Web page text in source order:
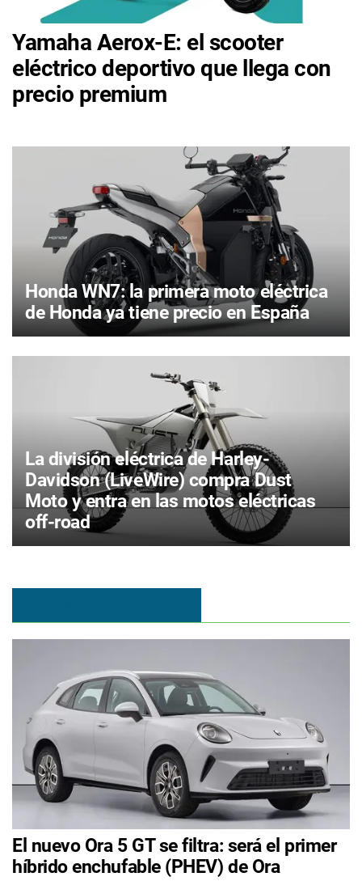
Yamaha Aerox-E: el scooter
eléctrico deportivo que llega con
precio premium
Honda WN7: la primera moto eléctrica
de Honda ya tiene precio en España
La división eléctrica de Harley-
Davidson (LiveWire) compra Dust
Moto y entra en las motos eléctricas
off-road
El nuevo Ora 5 GT se filtra: será el primer
híbrido enchufable (PHEV) de Ora